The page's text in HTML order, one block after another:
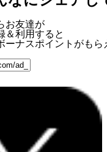
お友達が
＆利用すると
ーナスポイント がもら